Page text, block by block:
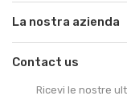
La nostra azienda
Contact us
Ricevi le nostre